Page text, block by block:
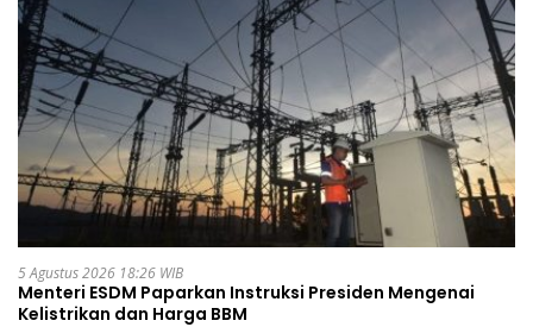
5 Agustus 2026 18:26 WIB
Menteri ESDM Paparkan Instruksi Presiden Mengenai
Kelistrikan dan Harga BBM